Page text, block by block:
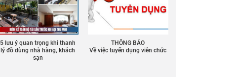
5 lưu ý quan trọng khi thanh
lý đồ dùng nhà hàng, khách
sạn
THÔNG BÁO
Về việc tuyển dụng viên chức